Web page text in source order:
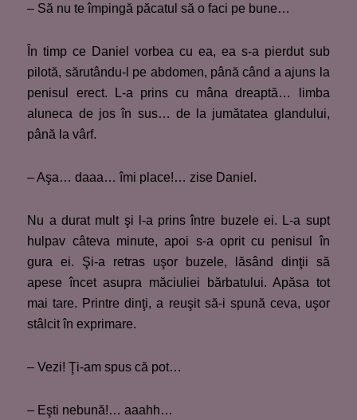
– Să nu te împingă păcatul să o faci pe bune…
În timp ce Daniel vorbea cu ea, ea s-a pierdut sub
pilotă, sărutându-l pe abdomen, până când a ajuns la
penisul erect. L-a prins cu mâna dreaptă… limba
aluneca de jos în sus… de la jumătatea glandului,
până la vârf.
– Aşa… daaa… îmi place!… zise Daniel.
Nu a durat mult şi l-a prins între buzele ei. L-a supt
hulpav câteva minute, apoi s-a oprit cu penisul în
gura ei. Şi-a retras uşor buzele, lăsând dinţii să
apese încet asupra măciuliei bărbatului. Apăsa tot
mai tare. Printre dinţi, a reuşit să-i spună ceva, uşor
stâlcit în exprimare.
– Vezi! Ţi-am spus că pot…
– Eşti nebună!… aaahh…